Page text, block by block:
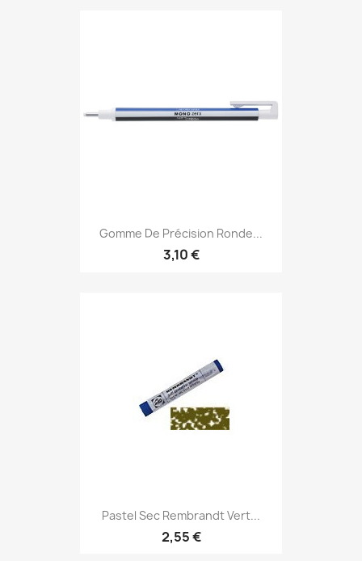
Gomme De Précision Ronde...
3,10 €
Pastel Sec Rembrandt Vert...
2,55 €